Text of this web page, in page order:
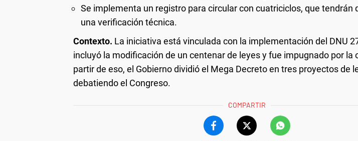
Se implementa un registro para circular con cuatriciclos, que tendrán
una verificación técnica.
Contexto. La iniciativa está vinculada con la implementación del DNU
incluyó la modificación de un centenar de leyes y fue impugnado por la
partir de eso, el Gobierno dividió el Mega Decreto en tres proyectos de
debatiendo el Congreso.
COMPARTIR